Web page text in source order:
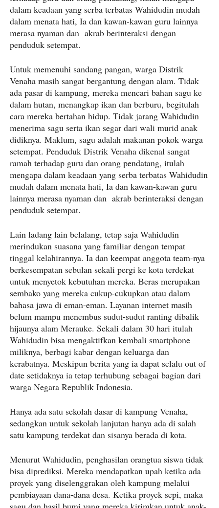
dalam keadaan yang serba terbatas Wahidudin mudah
dalam menata hati, Ia dan kawan-kawan guru lainnya
merasa nyaman dan akrab berinteraksi dengan
penduduk setempat.
Untuk memenuhi sandang pangan, warga Distrik
Venaha masih sangat bergantung dengan alam. Tidak
ada pasar di kampung, mereka mencari bahan sagu ke
dalam hutan, menangkap ikan dan berburu, begitulah
cara mereka bertahan hidup. Tidak jarang Wahidudin
menerima sagu serta ikan segar dari wali murid anak
didiknya. Maklum, sagu adalah makanan pokok warga
setempat. Penduduk Distrik Venaha dikenal sangat
ramah terhadap guru dan orang pendatang, itulah
mengapa dalam keadaan yang serba terbatas Wahidudin
mudah dalam menata hati, Ia dan kawan-kawan guru
lainnya merasa nyaman dan akrab berinteraksi dengan
penduduk setempat.
Lain ladang lain belalang, tetap saja Wahidudin
merindukan suasana yang familiar dengan tempat
tinggal kelahirannya. Ia dan keempat anggota team-nya
berkesempatan sebulan sekali pergi ke kota terdekat
untuk menyetok kebutuhan mereka. Beras merupakan
sembako yang mereka cukup-cukupkan atau dalam
bahasa jawa di eman-eman. Layanan internet masih
belum mampu menembus sudut-sudut ranting dibalik
hijaunya alam Merauke. Sekali dalam 30 hari itulah
Wahidudin bisa mengaktifkan kembali smartphone
miliknya, berbagi kabar dengan keluarga dan
kerabatnya. Meskipun berita yang ia dapat selalu out of
date setidaknya ia tetap terhubung sebagai bagian dari
warga Negara Republik Indonesia.
Hanya ada satu sekolah dasar di kampung Venaha,
sedangkan untuk sekolah lanjutan hanya ada di salah
satu kampung terdekat dan sisanya berada di kota.
Menurut Wahidudin, penghasilan orangtua siswa tidak
bisa diprediksi. Mereka mendapatkan upah ketika ada
proyek yang diselenggrakan oleh kampung melalui
pembiayaan dana-dana desa. Ketika proyek sepi, maka